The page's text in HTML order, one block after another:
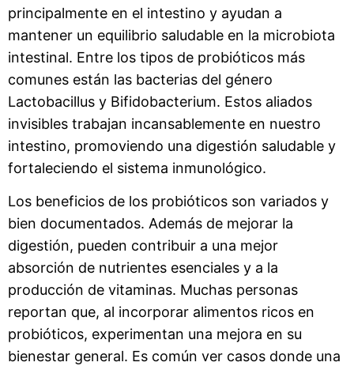
principalmente en el intestino y ayudan a
mantener un equilibrio saludable en la microbiota
intestinal. Entre los tipos de probióticos más
comunes están las bacterias del género
Lactobacillus y Bifidobacterium. Estos aliados
invisibles trabajan incansablemente en nuestro
intestino, promoviendo una digestión saludable y
fortaleciendo el sistema inmunológico.
Los beneficios de los probióticos son variados y
bien documentados. Además de mejorar la
digestión, pueden contribuir a una mejor
absorción de nutrientes esenciales y a la
producción de vitaminas. Muchas personas
reportan que, al incorporar alimentos ricos en
probióticos, experimentan una mejora en su
bienestar general. Es común ver casos donde una